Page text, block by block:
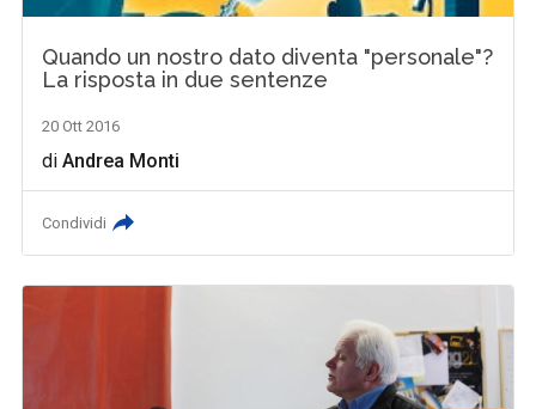
Quando un nostro dato diventa "personale"?
La risposta in due sentenze
20 Ott 2016
diAndrea Monti
Condividi